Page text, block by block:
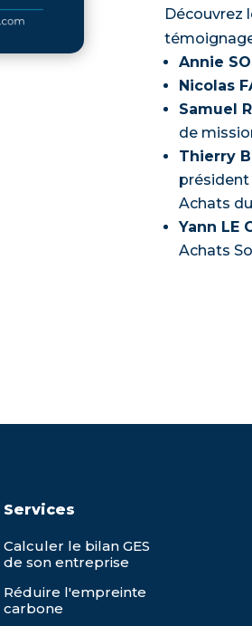
Découvrez
Annie
Nicolas
Samuel
de
Thierry
président
Achats
Yann LE
Achats
Services
Calculer le bilan GES
de son entreprise
Réduire l'empreinte
carbone